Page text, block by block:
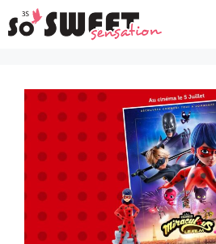
Aller
au